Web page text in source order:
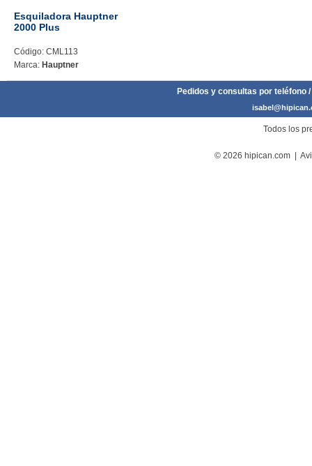
Esquiladora Hauptner
2000 Plus
Código: CML113
Marca: Hauptner
Pedidos y consultas por teléfono
Todos los
© 2026 hipican.com |